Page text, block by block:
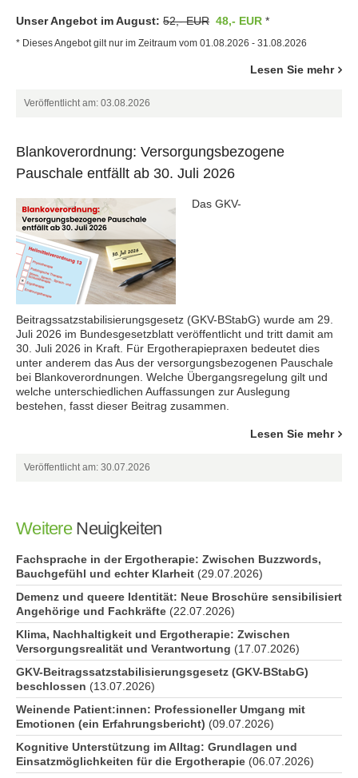
Unser Angebot im August: 52,- EUR 48,- EUR *
* Dieses Angebot gilt nur im Zeitraum vom 01.08.2026 - 31.08.2026
Lesen Sie mehr
Veröffentlicht am: 03.08.2026
Blankoverordnung: Versorgungsbezogene
Pauschale entfällt ab 30. Juli 2026
Das GKV-
Beitragssatzstabilisierungsgesetz (GKV-BStabG) wurde am 29.
Juli 2026 im Bundesgesetzblatt veröffentlicht und tritt damit am
30. Juli 2026 in Kraft. Für Ergotherapiepraxen bedeutet dies
unter anderem das Aus der versorgungsbezogenen Pauschale
bei Blankoverordnungen. Welche Übergangsregelung gilt und
welche unterschiedlichen Auffassungen zur Auslegung
bestehen, fasst dieser Beitrag zusammen.
Lesen Sie mehr
Veröffentlicht am: 30.07.2026
WeitereNeuigkeiten
Fachsprache in der Ergotherapie: Zwischen Buzzwords,
Bauchgefühl und echter Klarheit (29.07.2026)
Demenz und queere Identität: Neue Broschüre sensibilisiert
Angehörige und Fachkräfte (22.07.2026)
Klima, Nachhaltigkeit und Ergotherapie: Zwischen
Versorgungsrealität und Verantwortung (17.07.2026)
GKV-Beitragssatzstabilisierungsgesetz (GKV-BStabG)
beschlossen (13.07.2026)
Weinende Patient:innen: Professioneller Umgang mit
Emotionen (ein Erfahrungsbericht) (09.07.2026)
Kognitive Unterstützung im Alltag: Grundlagen und
Einsatzmöglichkeiten für die Ergotherapie (06.07.2026)